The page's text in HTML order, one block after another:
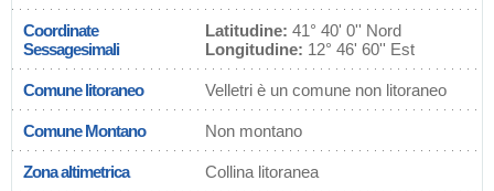
Coordinate
Sessagesimali
Latitudine: 41° 40' 0'' Nord
Longitudine: 12° 46' 60'' Est
Comune litoraneo Velletri è un comune non litoraneo
Comune Montano Non montano
Zona altimetrica Collina litoranea